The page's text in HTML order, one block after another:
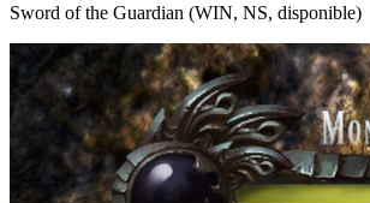
Sword of the Guardian (WIN, NS, disponible)